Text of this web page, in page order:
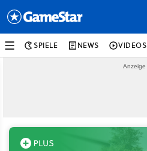
SPIELE NEWS VIDEOS